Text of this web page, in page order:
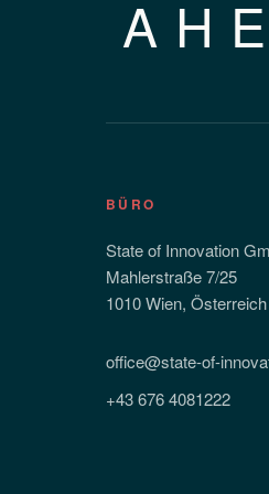
BÜRO
State of Innovation
Mahlerstraße 7/25
1010 Wien, Österreich
office@state-of-
+43 676 4081222